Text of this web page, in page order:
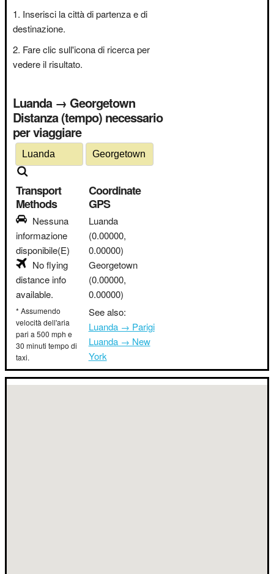
Inserisci la città di partenza e di
destinazione.
Fare clic sull'icona di ricerca per
vedere il risultato.
Luanda → Georgetown
Distanza (tempo) necessario
per viaggiare
Transport
Methods
Nessuna
informazione
disponibile(E)
No flying
distance info
available.
* Assumendo
velocità dell'aria
pari a 500 mph e
30 minuti tempo di
taxi.
Coordinate
GPS
Luanda
(0.00000,
0.00000)
Georgetown
(0.00000,
0.00000)
See also:
Luanda → Parigi
Luanda → New
York